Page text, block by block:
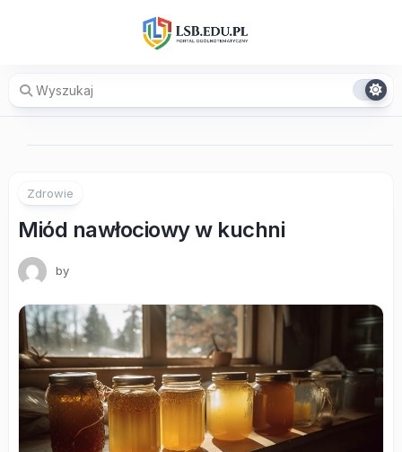
Zdrowie
Miód nawłociowy w kuchni
by